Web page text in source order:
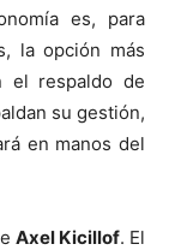
es, para
la opción más
el respaldo de
su gestión,
en manos del
Axel Kicillof. El